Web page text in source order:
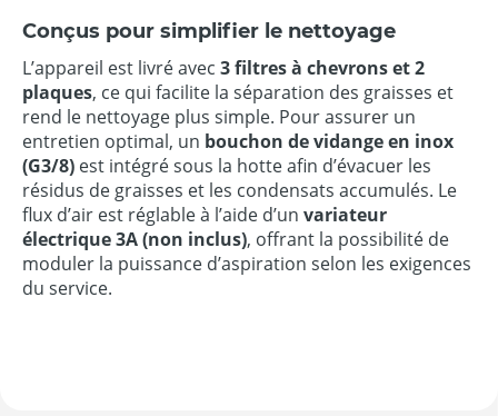
Conçus pour simplifier le nettoyage
L’appareil est livré avec 3 filtres à chevrons et 2
plaques, ce qui facilite la séparation des graisses et
rend le nettoyage plus simple. Pour assurer un
entretien optimal, un bouchon de vidange en inox
(G3/8) est intégré sous la hotte afin d’évacuer les
résidus de graisses et les condensats accumulés. Le
flux d’air est réglable à l’aide d’un variateur
électrique 3A (non inclus), offrant la possibilité de
moduler la puissance d’aspiration selon les exigences
du service.